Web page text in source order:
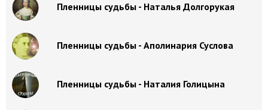
Пленницы судьбы - Наталья Долгорукая
Пленницы судьбы - Аполинария Суслова
Пленницы судьбы - Наталия Голицына